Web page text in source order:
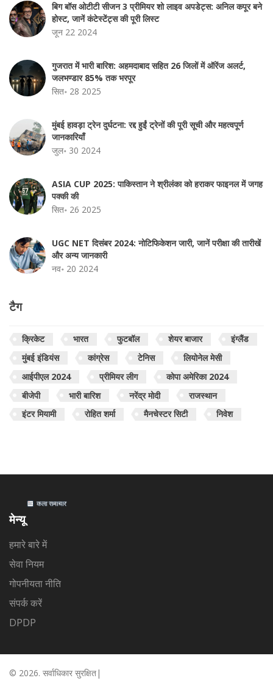
बिग बॉस ओटीटी सीजन 3 प्रीमियर शो लाइव अपडेट्स: अनिल कपूर बने
होस्ट, जानें कंटेस्टेंट्स की पूरी लिस्ट
जून 22 2024
गुजरात में भारी बारिश: अहमदाबाद सहित 26 जिलों में ऑरेंज अलर्ट,
जलभण्डार 85% तक भरपूर
सित॰ 28 2025
मुंबई हावड़ा ट्रेन दुर्घटना: रद्द हुईं ट्रेनों की पूरी सूची और महत्वपूर्ण
जानकारियाँ
जुल॰ 30 2024
ASIA CUP 2025: पाकिस्तान ने श्रीलंका को हराकर फाइनल में जगह
पक्की की
सित॰ 26 2025
UGC NET दिसंबर 2024: नोटिफिकेशन जारी, जानें परीक्षा की तारीखें
और अन्य जानकारी
नव॰ 20 2024
टैग
क्रिकेट भारत फुटबॉल शेयर बाजार
इंग्लैंड
मुंबई इंडियंस
कांग्रेस टेनिस
लियोनेल मेसी
आईपीएल 2024
प्रीमियर लीग
कोपा अमेरिका 2024
बीजेपी
भारी बारिश नरेंद्र मोदी
राजस्थान
इंटर मियामी
रोहित शर्मा मैनचेस्टर सिटी निवेश
मेन्यू
हमारे बारे में
सेवा नियम
गोपनीयता नीति
संपर्क करें
DPDP
© 2026. सर्वाधिकार सुरक्षित|